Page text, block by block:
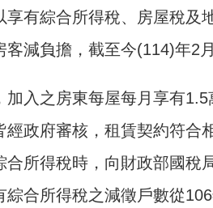
有綜合所得稅、房屋稅及
減負擔，截至今(114)年2
加入之房東每屋每月享有
政府審核，租賃契約符合
所得稅時，向財政部國
合所得稅之減徵戶數從